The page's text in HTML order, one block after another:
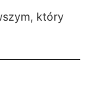
który